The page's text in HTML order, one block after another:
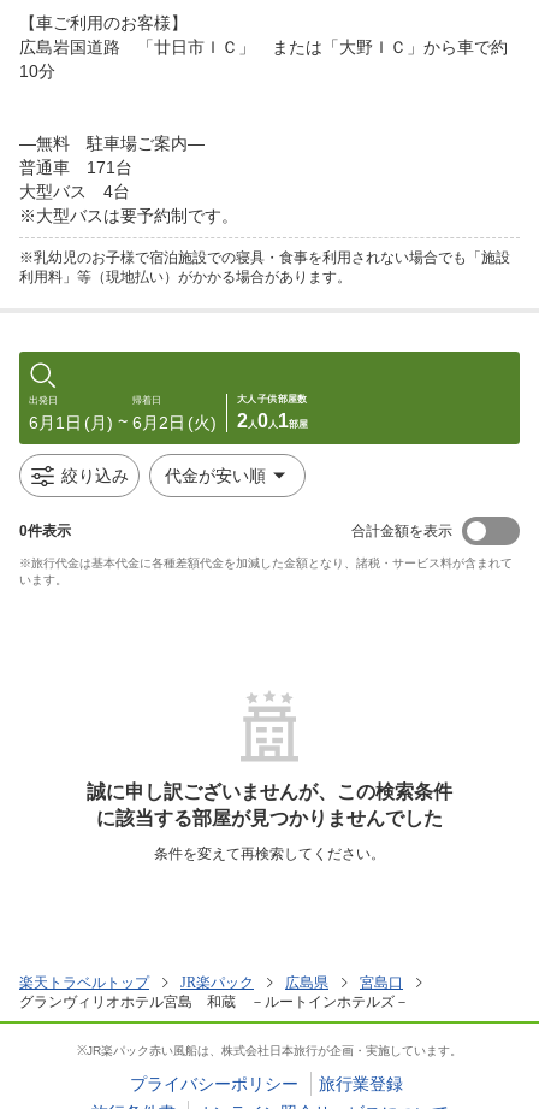
【車ご利用のお客様】
広島岩国道路　「廿日市ＩＣ」　または「大野ＩＣ」から車で約
10分
—無料　駐車場ご案内—
普通車　171台
大型バス　4台
※大型バスは要予約制です。
※乳幼児のお子様で宿泊施設での寝具・食事を利用されない場合でも「施設
利用料」等（現地払い）がかかる場合があります。
出発日
6月1日 (月) 〜
帰着日
6月2日 (火)
大人
2人
子供
0人
部屋数
1部屋
絞り込み 代金が安い順
0件表示 合計金額を表示
※旅行代金は基本代金に各種差額代金を加減した金額となり、諸税・サービス料が含まれて
います。
誠に申し訳ございませんが、この検索条件
に該当する部屋が見つかりませんでした
条件を変えて再検索してください。
楽天トラベルトップ JR楽パック 広島県
宮島口
グランヴィリオホテル宮島 和蔵 －ルートインホテルズ－
※JR楽パック赤い風船は、株式会社日本旅行が企画・実施しています。
プライバシーポリシー
旅行業登録